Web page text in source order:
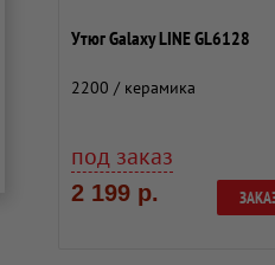
Утюг Galaxy LINE GL6128
2200 / керамика
под заказ
2 199 р.